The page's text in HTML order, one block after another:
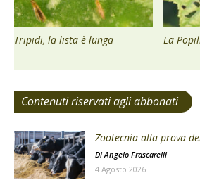
Tripidi, la lista è lunga La
Contenuti riservati agli abbonati
Zootecnia alla prova
DiAngelo Frascarelli
4 Agosto 2026